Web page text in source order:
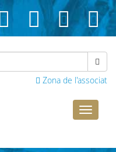
Zona de l'associat
Lloret